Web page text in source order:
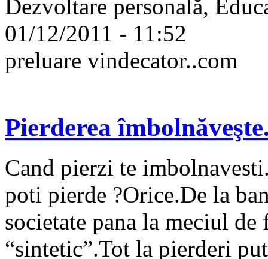
Dezvoltare personală,
01/12/2011 - 11:52
preluare vindecator..com
Pierderea
Cand pierzi te
poti pierde ?Orice.De la
societate pana la meciul
“sintetic”.Tot la pierderi